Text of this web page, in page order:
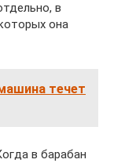
в
она
течет
в барабан